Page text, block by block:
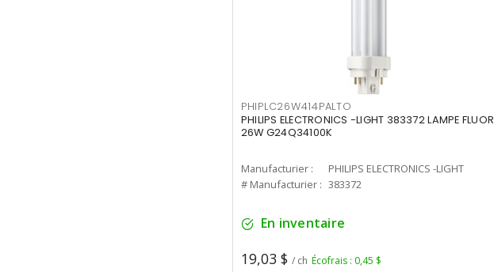
PHIPLC26W414PALTO
PHILIPS ELECTRONICS -LIGHT 383372 LAMPE FLUOR
26W G24Q34100K
Manufacturier :
PHILIPS ELECTRONICS -LIGHT
# Manufacturier : 383372
En inventaire
19,03 $ / ch Écofrais : 0,45 $